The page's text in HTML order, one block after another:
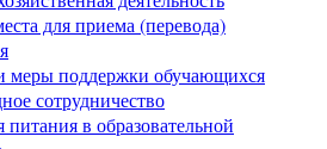
для приема (перевода)
меры поддержки обучающихся
сотрудничество
в образовательной